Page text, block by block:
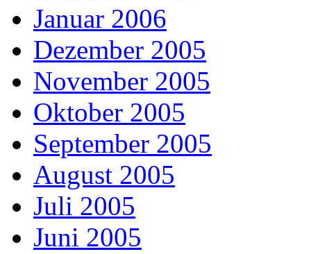
Januar 2006
Dezember 2005
November 2005
Oktober 2005
September 2005
August 2005
Juli 2005
Juni 2005